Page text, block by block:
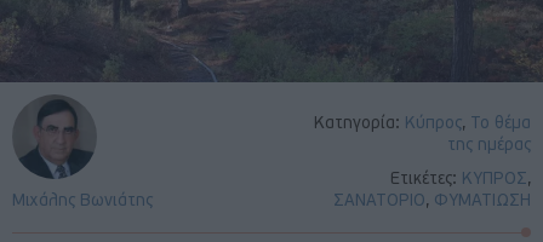
Κατηγορία: Κύπρος,
Το θέμα
της ημέρας
Ετικέτες: ΚΥΠΡΟΣ,
ΣΑΝΑΤΟΡΙΟ, ΦΥΜΑΤΙΩΣΗ
Μιχάλης Βωνιάτης